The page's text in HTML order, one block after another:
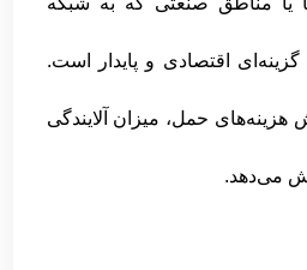
اقتصادی و پایدار است.
حمل، میزان آلایندگی
می‌دهد.